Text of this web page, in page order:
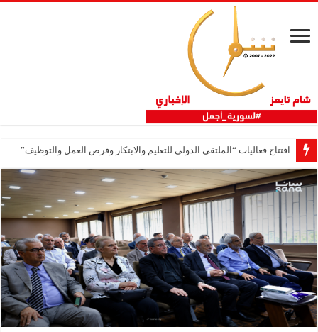
افتتاح فعاليات “الملتقى الدولي للتعليم والابتكار وفرص العمل والتوظيف”